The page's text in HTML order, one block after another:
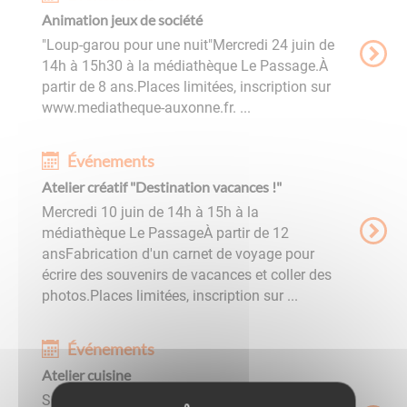
Animation jeux de société
"Loup-garou pour une nuit"Mercredi 24 juin de
14h à 15h30 à la médiathèque Le Passage.À
partir de 8 ans.Places limitées, inscription sur
www.mediatheque-auxonne.fr. ...
Événements
Atelier créatif "Destination vacances !"
Mercredi 10 juin de 14h à 15h à la
médiathèque Le PassageÀ partir de 12
ansFabrication d'un carnet de voyage pour
écrire des souvenirs de vacances et coller des
photos.Places limitées, inscription sur ...
Événements
Atelier cuisine
Samedi 13 juin de 10h à 12h à la médiathèque